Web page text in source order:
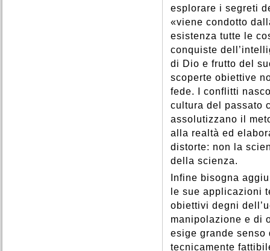
esplorare i segreti
«viene condotto
esistenza tutte le
conquiste
di Dio e frutto del
scoperte obiettive
fede. I conflitti
cultura del passato
assolutizzano il
alla realtà ed
distorte: non la
della scienza.
Infine bisogna
le sue applicazioni
obiettivi degni
manipolazione e di
esige grande
tecnicamente